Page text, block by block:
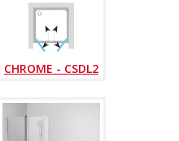
CHROME - CSDL2